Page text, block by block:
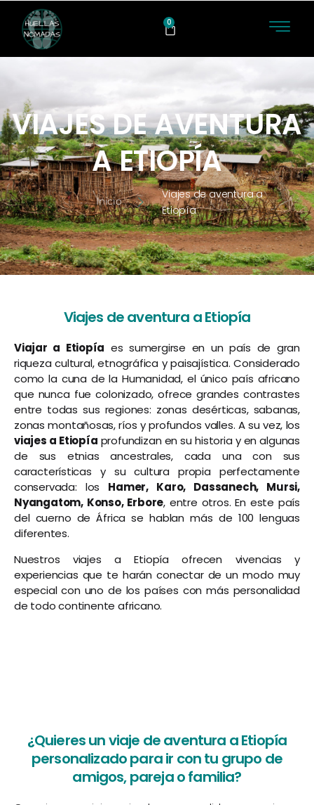
0
VIAJES DE AVENTURA
A ETIOPÍA
Inicio
Viajes de aventura a
Etiopía
Viajes de aventura a Etiopía
Viajar a Etiopía es sumergirse en un país de gran
riqueza cultural, etnográfica y paisajística. Considerado
como la cuna de la Humanidad, el único país africano
que nunca fue colonizado, ofrece grandes contrastes
entre todas sus regiones: zonas desérticas, sabanas,
zonas montañosas, ríos y profundos valles. A su vez, los
viajes a Etiopía profundizan en su historia y en algunas
de sus etnias ancestrales, cada una con sus
características y su cultura propia perfectamente
conservada: los Hamer, Karo, Dassanech, Mursi,
Nyangatom, Konso, Erbore, entre otros. En este país
del cuerno de África se hablan más de 100 lenguas
diferentes.
Nuestros viajes a Etiopía ofrecen vivencias y
experiencias que te harán conectar de un modo muy
especial con uno de los países con más personalidad
de todo continente africano.
¿Quieres un viaje de aventura a Etiopía
personalizado para ir con tu grupo de
amigos, pareja o familia?